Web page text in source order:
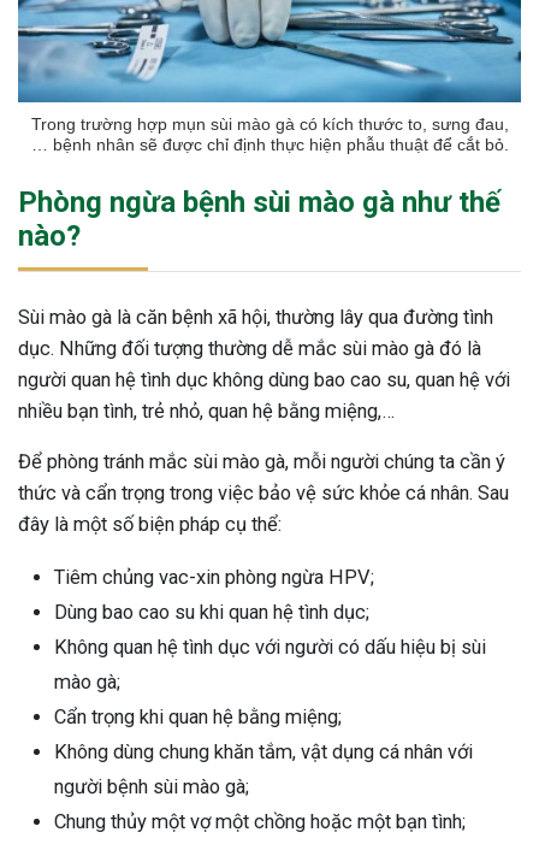
Trong trường hợp mụn sùi mào gà có kích thước to, sưng đau,
… bệnh nhân sẽ được chỉ định thực hiện phẫu thuật để cắt bỏ.
Phòng ngừa bệnh sùi mào gà như thế
nào?
Sùi mào gà là căn bệnh xã hội, thường lây qua đường tình
dục. Những đối tượng thường dễ mắc sùi mào gà đó là
người quan hệ tình dục không dùng bao cao su, quan hệ với
nhiều bạn tình, trẻ nhỏ, quan hệ bằng miệng,…
Để phòng tránh mắc sùi mào gà, mỗi người chúng ta cần ý
thức và cẩn trọng trong việc bảo vệ sức khỏe cá nhân. Sau
đây là một số biện pháp cụ thể:
Tiêm chủng vac-xin phòng ngừa HPV;
Dùng bao cao su khi quan hệ tình dục;
Không quan hệ tình dục với người có dấu hiệu bị sùi
mào gà;
Cẩn trọng khi quan hệ bằng miệng;
Không dùng chung khăn tắm, vật dụng cá nhân với
người bệnh sùi mào gà;
Chung thủy một vợ một chồng hoặc một bạn tình;